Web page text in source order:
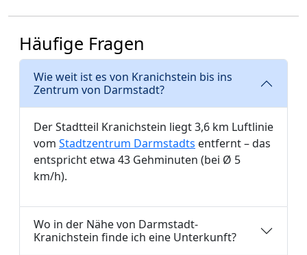
Häufige Fragen
Wie weit ist es von Kranichstein bis ins
Zentrum von Darmstadt?
Der Stadtteil Kranichstein liegt 3,6 km Luftlinie
vom Stadtzentrum Darmstadts entfernt – das
entspricht etwa 43 Gehminuten (bei Ø 5
km/h).
Wo in der Nähe von Darmstadt-
Kranichstein finde ich eine Unterkunft?